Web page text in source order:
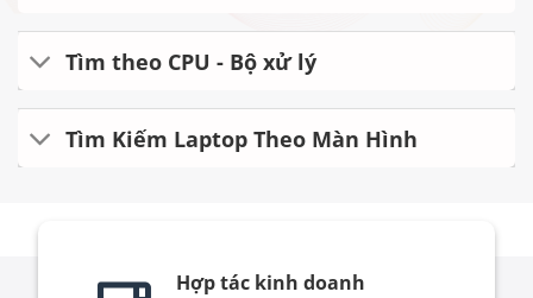
Tìm theo CPU - Bộ xử lý
Tìm Kiếm Laptop Theo Màn Hình
Hợp tác kinh doanh